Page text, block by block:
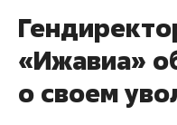
«Ижавиа»
о своем